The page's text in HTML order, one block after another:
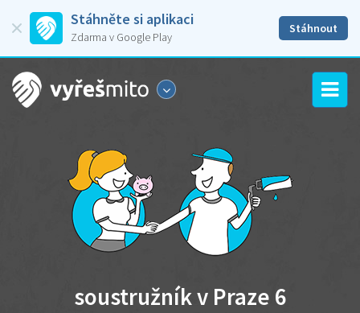
Stáhněte si aplikaci
Zdarma v Google Play
Stáhnout
soustružník v Praze 6